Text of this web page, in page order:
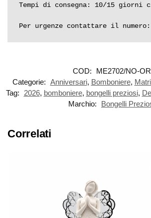
Tempi di consegna: 10/15 giorni
Per urgenze contattare il numero:
COD:
ME2702/NO-OR
Categorie: Anniversari, Bomboniere,
Tag:
2026, bomboniere, bongelli preziosi,
Marchio:
Bongelli
Correlati